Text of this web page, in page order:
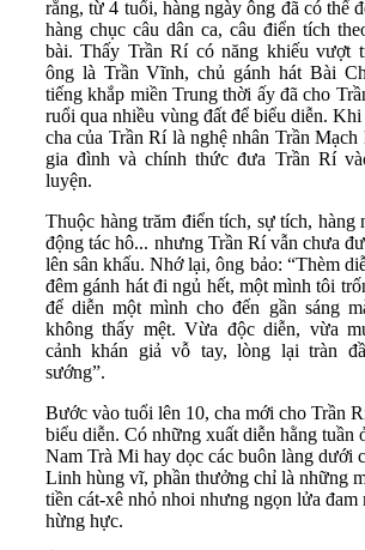
rằng, từ 4 tuổi, hàng ngày ông đã có thể
hàng chục câu dân ca, câu điển tích
bài. Thấy Trần Rí có năng khiếu vượt
ông là Trần Vĩnh, chủ gánh hát Bài
tiếng khắp miền Trung thời ấy đã cho
ruổi qua nhiều vùng đất để biểu diễn.
cha của Trần Rí là nghệ nhân Trần Mạch
gia đình và chính thức đưa Trần Rí
luyện.
Thuộc hàng trăm điển tích, sự tích, hàng
động tác hô... nhưng Trần Rí vẫn chưa
lên sân khấu. Nhớ lại, ông bảo: “Thèm
đêm gánh hát đi ngủ hết, một mình tôi
để diễn một mình cho đến gần sáng
không thấy mệt. Vừa độc diễn, vừa
cảnh khán giả vỗ tay, lòng lại tràn
sướng”.
Bước vào tuổi lên 10, cha mới cho Trần
biểu diễn. Có những xuất diễn hằng tuần
Nam Trà Mi hay dọc các buôn làng dưới
Linh hùng vĩ, phần thưởng chỉ là những
tiền cát-xê nhỏ nhoi nhưng ngọn lửa đam
hừng hực.